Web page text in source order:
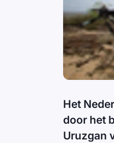
Het
door het
Uruzgan